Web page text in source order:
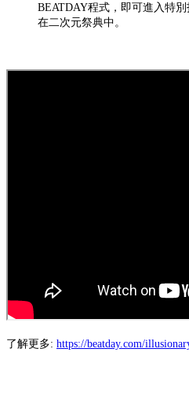
BEATDAY程式，即可進入特
在二次元祭典中。
了解更多: https://beatday.com/